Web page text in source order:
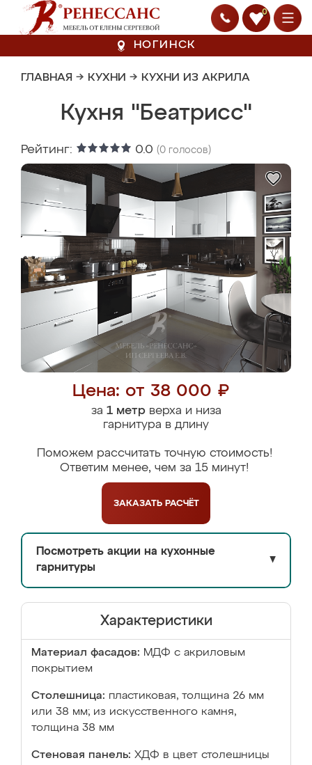
0
НОГИНСК
ГЛАВНАЯ → КУХНИ → КУХНИ ИЗ АКРИЛА
Кухня "Беатрисс"
Рейтинг: 0.0 (0 голосов)
Цена: от 38 000 ₽
за 1 метрверха и низа
гарнитура в длину
Поможем рассчитать точную стоимость!
Ответим менее, чем за 15 минут!
ЗАКАЗАТЬ РАСЧЁТ
Посмотреть акции на кухонные
гарнитуры
▼
Характеристики
Материал фасадов: МДФ с акриловым
покрытием
Столешница: пластиковая, толщина 26 мм
или 38 мм; из искусственного камня,
толщина 38 мм
Стеновая панель: ХДФ в цвет столешницы